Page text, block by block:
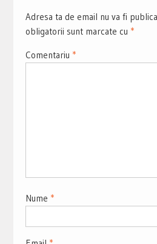
Adresa ta de email nu va fi
obligatorii sunt marcate cu *
Comentariu *
Nume *